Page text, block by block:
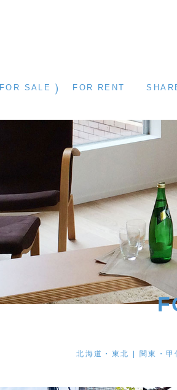
FOR SALE FOR RENT
北海道・東北 関東・甲